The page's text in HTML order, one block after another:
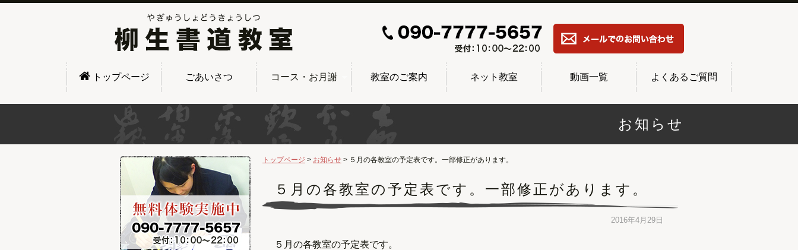
トップページ ごあいさつ コース・お月謝 教室のご案内 ネット教室 動画一覧 よくあるご質問
お知らせ
トップページ お知らせ ５月の各教室の予定表です。一部修正があります。
５月の各教室の予定表です。一部修正があります。
2016年4月29日
５月の各教室の予定表です。